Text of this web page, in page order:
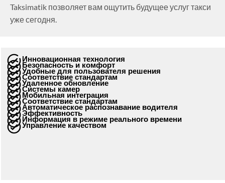
Taksimatik позволяет вам ощутить будущее услуг такси
уже сегодня.
Инновационная технология
Безопасность и комфорт
Удобные для пользователя решения
Соответствие стандартам
Удаленное обновление
Системы камер
Мобильная интеграция
Соответствие стандартам
Автоматическое распознавание водителя
Эффективность
Информация в режиме реального времени
Управление качеством